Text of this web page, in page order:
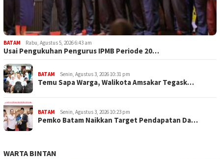
BATAM Rabu, Agustus 5, 2026 6:43 am
Usai Pengukuhan Pengurus IPMB Periode 20…
BATAM Senin, Agustus 3, 2026 10:31 pm
Temu Sapa Warga, Walikota Amsakar Tegask…
BATAM Senin, Agustus 3, 2026 10:23 pm
Pemko Batam Naikkan Target Pendapatan Da…
WARTA BINTAN